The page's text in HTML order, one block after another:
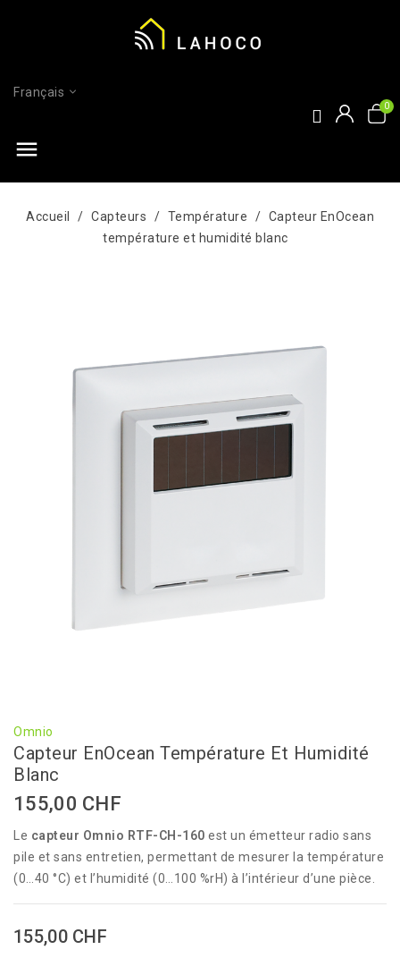
Français
menu
Accueil Capteurs Température
Capteur EnOcean
température et humidité blanc
Omnio
Capteur EnOcean Température Et Humidité
Blanc
155,00 CHF
Le capteur Omnio RTF-CH-160 est un émetteur radio sans
pile et sans entretien, permettant de mesurer la température
(0…40 °C) et l’humidité (0…100 %rH) à l’intérieur d’une pièce.
155,00 CHF